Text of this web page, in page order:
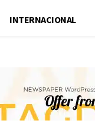
INTERNACIONAL